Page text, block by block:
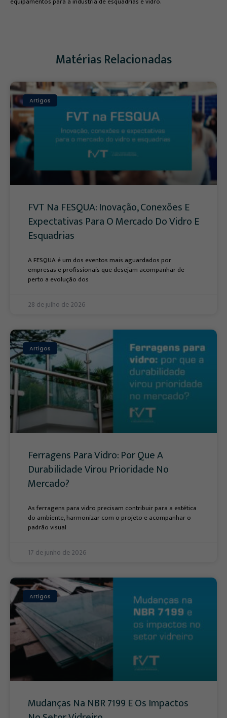
Matérias Relacionadas
Artigos
FVT Na FESQUA: Inovação, Conexões E
Expectativas Para O Mercado Do Vidro E
Esquadrias
A FESQUA é um dos eventos mais aguardados por
empresas e profissionais que desejam acompanhar de
perto a evolução dos
28 de julho de 2026
Artigos
Ferragens Para Vidro: Por Que A
Durabilidade Virou Prioridade No
Mercado?
As ferragens para vidro precisam contribuir para a estética
do ambiente, harmonizar com o projeto e acompanhar o
padrão visual
17 de junho de 2026
Artigos
Mudanças Na NBR 7199 E Os Impactos